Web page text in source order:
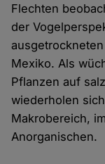
Flechten
der
Mexiko. Als
Pflanzen auf
wiederholen
Makrobereich,
Anorganischen.